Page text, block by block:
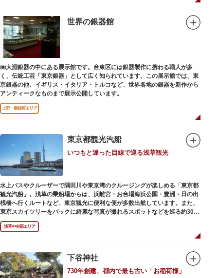
が氏子町内を渡御し、夜の宮入道中では、提灯に照らされた神輿が荘厳かつ
幻想的な光景をつくりだします。例年、数十万人の人出があり、多くの観客
で賑わう蔵前の初夏の風物詩になっています。
社務所では、社紋の七曜紋と月星紋がデザインされた御朱印帳の販売や、鳥
越祭の開催期間中は限定御朱印も頒布されます。
世界の銀器館
㈱大淵銀器の中にある展示館です。台東区には銀器製作に携わる職人が多
く、伝統工芸「東京銀器」として広く知られています。この展示館では、東
京銀器の他、イギリス・イタリア・トルコなど、世界各地の銀器を新作から
アンティークなものまで展示公開しています。
上野・御徒町エリア
東京都観光汽船
いつもと違った目線で巡る浅草観光
水上バスやクルーザーで隅田川や東京湾のクルージングが楽しめる「東京都
観光汽船」。浅草の乗船場からは、浜離宮・お台場海浜公園・豊洲・日の出
桟橋へ行くルートなど、東京観光に便利な便が多数出航しています。また、
東京スカイツリーをバックに綺麗な写真が撮れるスポットなどを巡る約30分
の「浅草周遊コース」も。初日の出やお花見、隅田川花火大会、クリスマス
などのイベント時は、いつもと違う目線から東京の景色を堪能できるイベン
や、約300人が乗船可能なアメリカンな大型船など多種多様な船体も魅力。
目的や人数にあわせてコースや時間帯を選べるチャータークルーズも行われ
ています。
浅草中央部エリア
下谷神社
730年創建、都内で最も古い「お稲荷様」